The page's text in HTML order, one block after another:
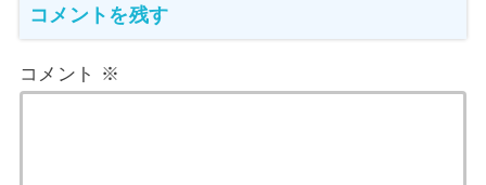
コメントを残す
コメント ※